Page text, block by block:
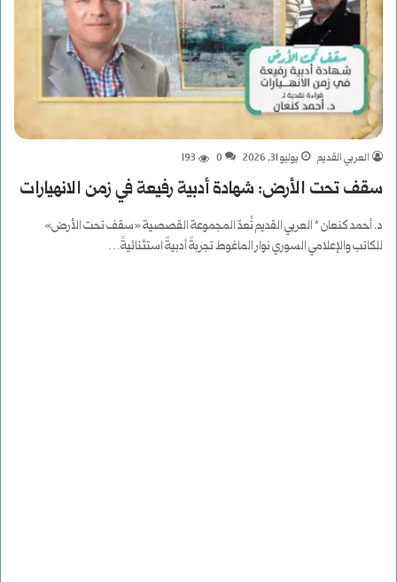
العربي القديم يوليو 31, 2026 0
193
سقف تحت الأرض: شهادة أدبية رفيعة في زمن الانهيارات
د. أحمد كنعان * العربي القديم تُعدّ المجموعة القصصية «سقف تحت الأرض»
للكاتب والإعلامي السوري نوار الماغوط تجربةً أدبيةً استثنائيةً…